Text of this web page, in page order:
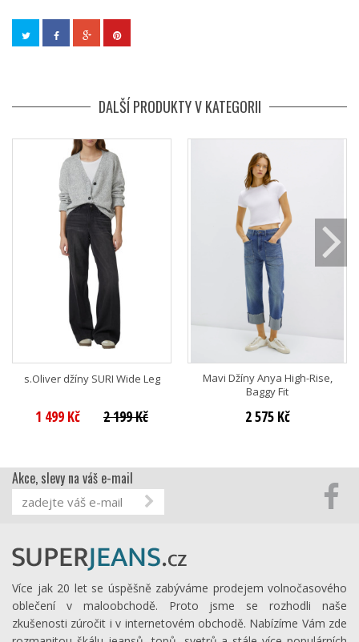
DALŠÍ PRODUKTY V KATEGORII
s.Oliver džíny SURI Wide Leg
1 499 Kč 2 199 Kč
Mavi Džíny Anya High-Rise,
Baggy Fit
2 575 Kč
Akce, slevy na váš e-mail
Více jak 20 let se úspěšně zabýváme prodejem volnočasového
oblečení v maloobchodě. Proto jsme se rozhodli naše
zkušenosti zúročit i v internetovém obchodě. Nabízíme Vám zde